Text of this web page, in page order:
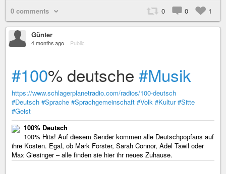
0 comments 0 0 1
Günter
4 months ago – Public
#100% deutsche #Musik
https://www.schlagerplanetradio.com/radios/100-deutsch
#Deutsch #Sprache #Sprachgemeinschaft #Volk #Kultur #Sitte
#Geist
100% Deutsch
100% Hits! Auf diesem Sender kommen alle Deutschpopfans auf
ihre Kosten. Egal, ob Mark Forster, Sarah Connor, Adel Tawil oder
Max Giesinger – alle finden sie hier ihr neues Zuhause.